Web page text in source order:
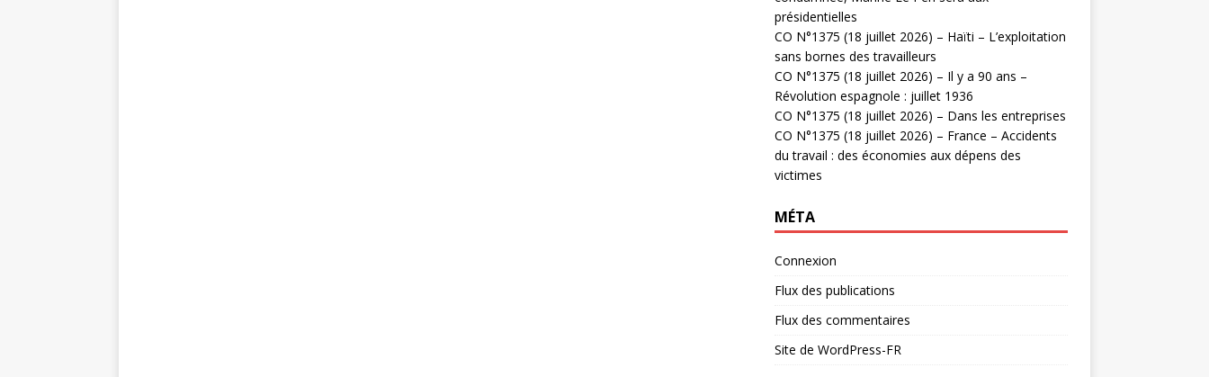
présidentielles
CO N°1375 (18 juillet 2026) – Haïti – L’exploitation
sans bornes des travailleurs
CO N°1375 (18 juillet 2026) – Il y a 90 ans –
Révolution espagnole : juillet 1936
CO N°1375 (18 juillet 2026) – Dans les entreprises
CO N°1375 (18 juillet 2026) – France – Accidents
du travail : des économies aux dépens des
victimes
MÉTA
Connexion
Flux des publications
Flux des commentaires
Site de WordPress-FR